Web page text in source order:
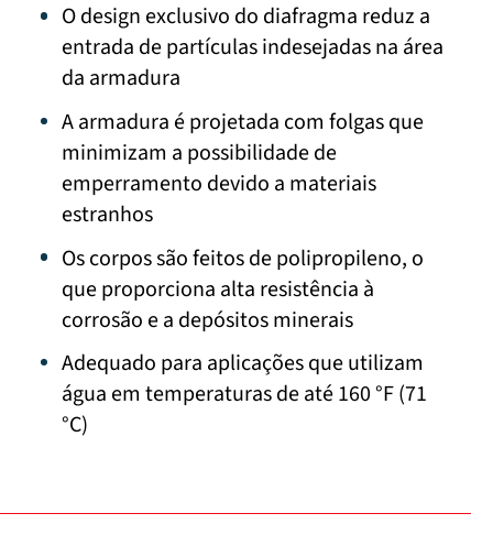
O design exclusivo do diafragma reduz a
entrada de partículas indesejadas na área
da armadura
A armadura é projetada com folgas que
minimizam a possibilidade de
emperramento devido a materiais
estranhos
Os corpos são feitos de polipropileno, o
que proporciona alta resistência à
corrosão e a depósitos minerais
Adequado para aplicações que utilizam
água em temperaturas de até 160 °F (71
°C)